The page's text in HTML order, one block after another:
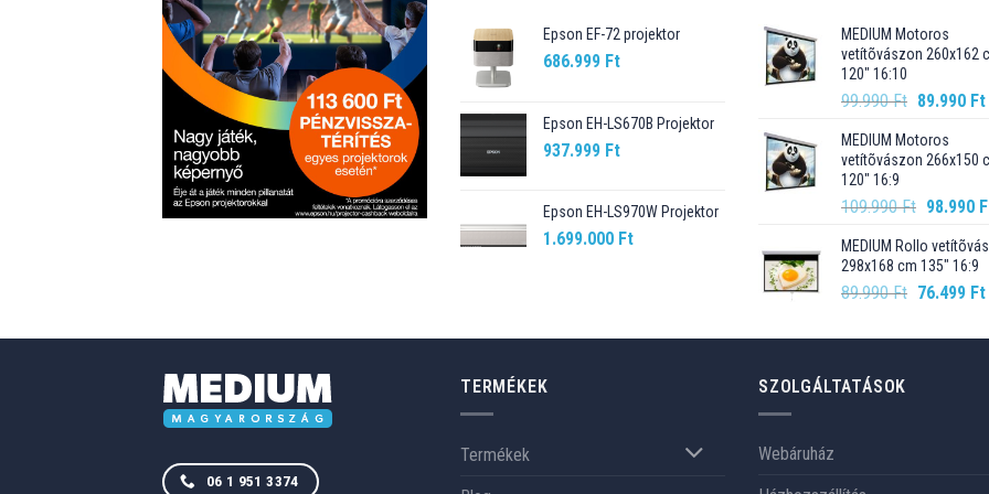
Epson EF-72 projektor
686.999 Ft
Epson EH-LS670B Projektor
937.999 Ft
Epson EH-LS970W Projektor
1.699.000 Ft
MEDIUM Motoros
vetítõvászon 260x162
120" 16:10
99.990Ft Original
was:
99.990 Ft.
89.990 Ft
MEDIUM Motoros
vetítõvászon 266x150
120" 16:9
109.990Ft Original
was:
109.990
98.990
MEDIUM Rollo
298x168 cm 135" 16:9
89.990Ft Original
was:
76.499 Ft
06 1 951 3374
TERMÉKEK
Termékek
SZOLGÁLTATÁSOK
Webáruház